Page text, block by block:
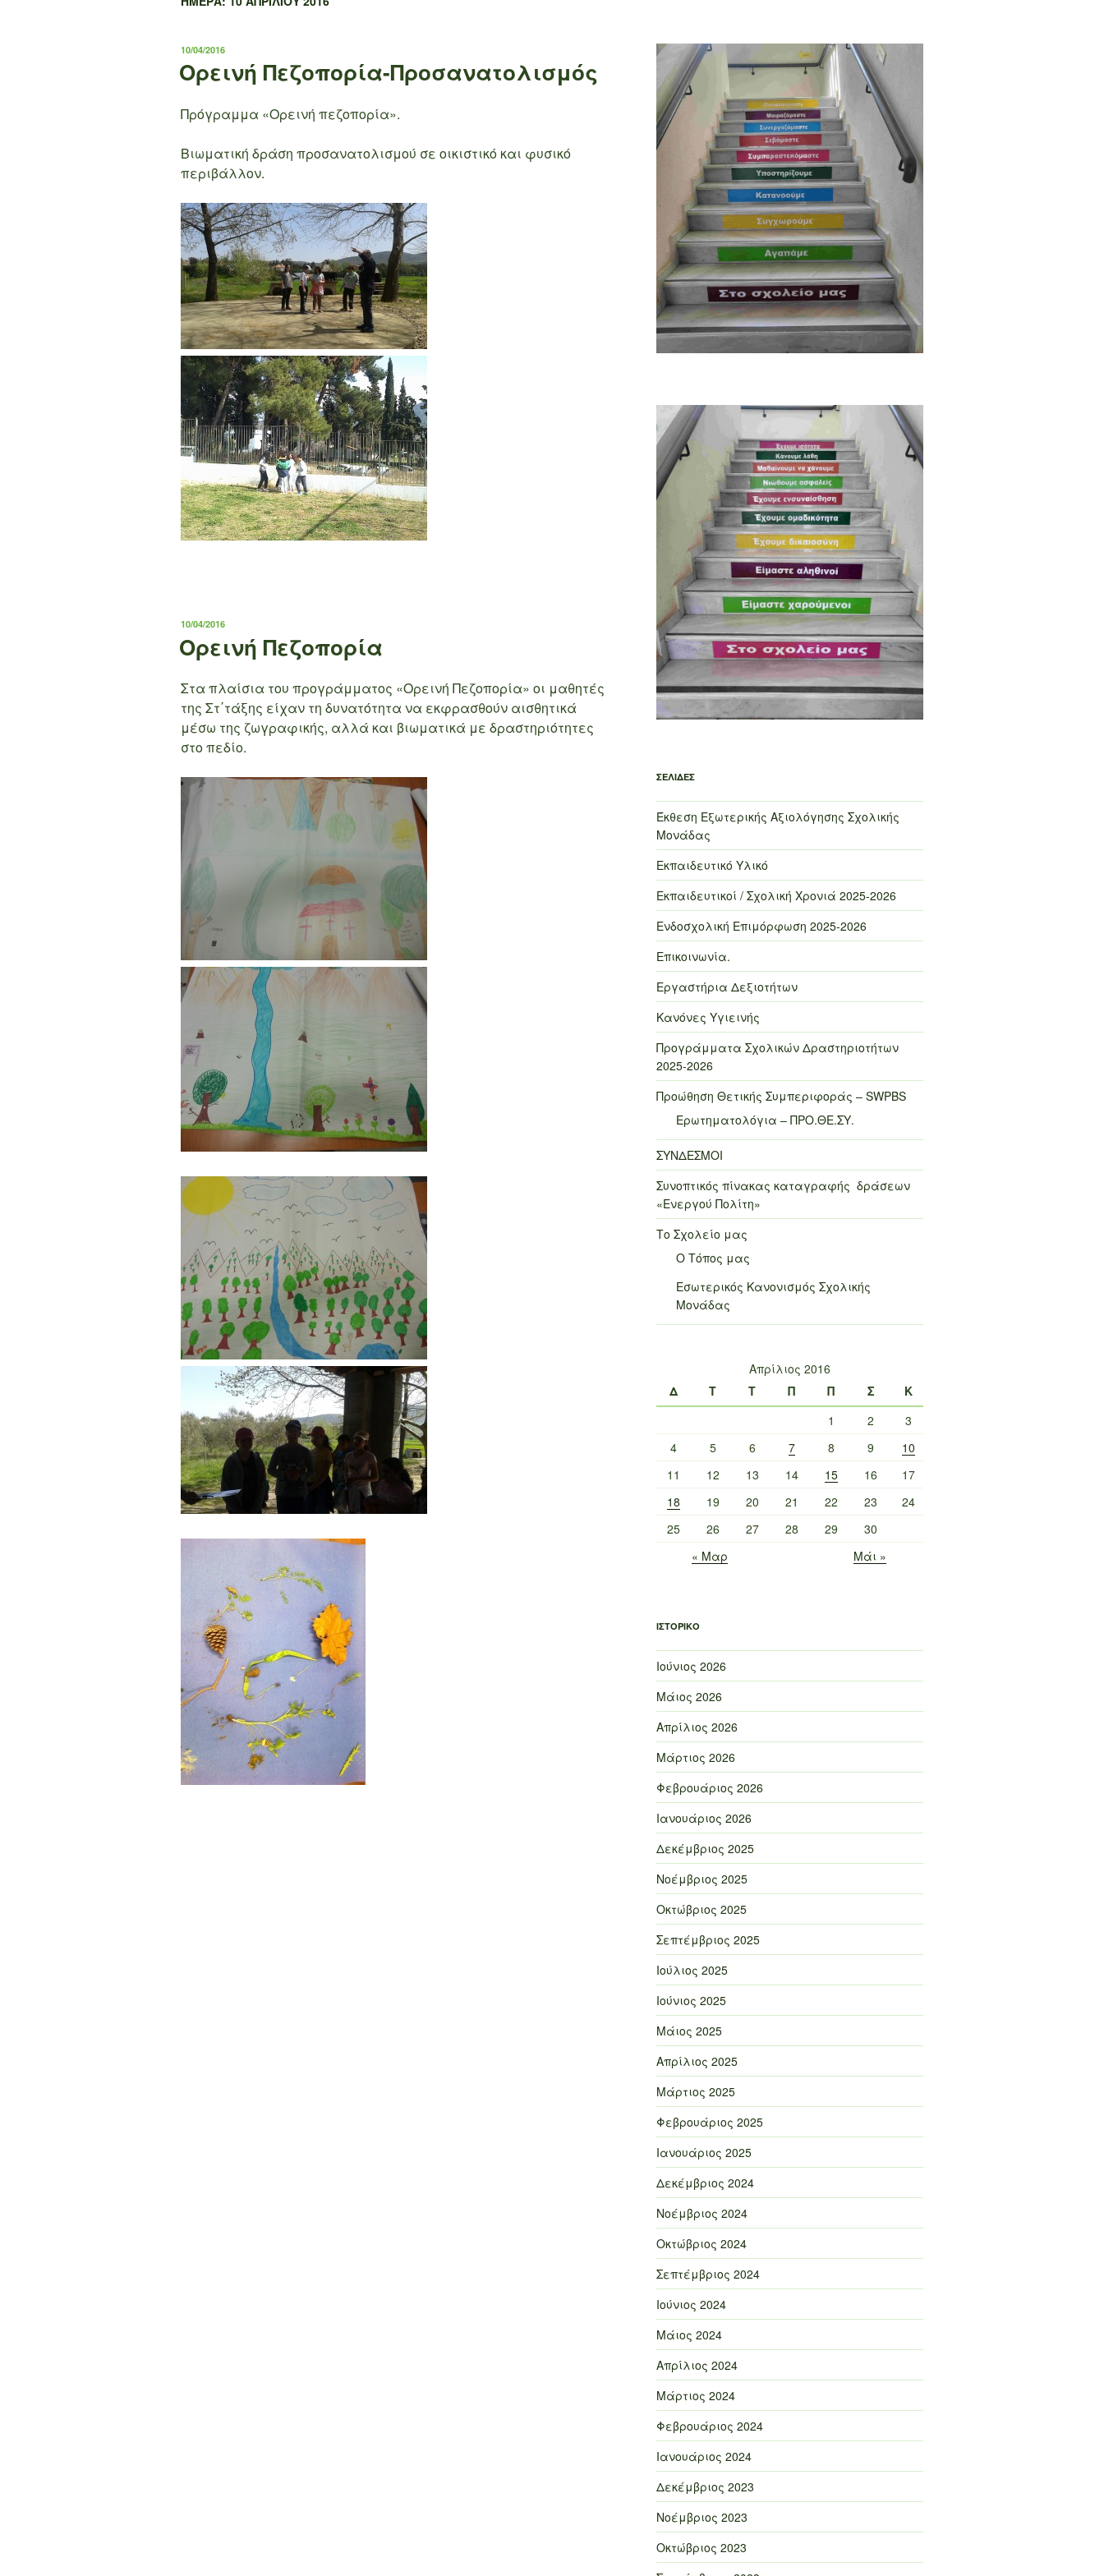
ΔΗΜΟΣΙΕΎΤΗΚΕ
10/04/2016
Ορεινή Πεζοπορία-Προσανατολισμός
Πρόγραμμα «Ορεινή πεζοπορία».
Βιωματική δράση προσανατολισμού σε οικιστικό και φυσικό
περιβάλλον.
ΔΗΜΟΣΙΕΎΤΗΚΕ
10/04/2016
Ορεινή Πεζοπορία
Στα πλαίσια του προγράμματος «Ορεινή Πεζοπορία» οι μαθητές
της Στ΄τάξης είχαν τη δυνατότητα να εκφρασθούν αισθητικά
μέσω της ζωγραφικής, αλλά και βιωματικά με δραστηριότητες
στο πεδίο.
ΣΕΛΊΔΕΣ
Έκθεση Εξωτερικής Αξιολόγησης Σχολικής
Μονάδας
Εκπαιδευτικό Υλικό
Εκπαιδευτικοί / Σχολική Χρονιά 2025-2026
Ενδοσχολική Επιμόρφωση 2025-2026
Επικοινωνία.
Εργαστήρια Δεξιοτήτων
Κανόνες Υγιεινής
Προγράμματα Σχολικών Δραστηριοτήτων
2025-2026
Προώθηση Θετικής Συμπεριφοράς – SWPBS
Ερωτηματολόγια – ΠΡΟ.ΘΕ.ΣΥ.
ΣΥΝΔΕΣΜΟΙ
Συνοπτικός πίνακας καταγραφής δράσεων
«Ενεργού Πολίτη»
Το Σχολείο μας
Ο Τόπος μας
Εσωτερικός Κανονισμός Σχολικής
Μονάδας
Απρίλιος 2016
Δ
Τ Τ Π Π Σ
Κ
1
2
3
4
5 6 7 8 9
10
11
12 13 14 15 16
17
18
19 20 21 22 23
24
25
26 27 28 29
30
« Μαρ
Μάι »
ΙΣΤΟΡΙΚΌ
Ιούνιος 2026
Μάιος 2026
Απρίλιος 2026
Μάρτιος 2026
Φεβρουάριος 2026
Ιανουάριος 2026
Δεκέμβριος 2025
Νοέμβριος 2025
Οκτώβριος 2025
Σεπτέμβριος 2025
Ιούλιος 2025
Ιούνιος 2025
Μάιος 2025
Απρίλιος 2025
Μάρτιος 2025
Φεβρουάριος 2025
Ιανουάριος 2025
Δεκέμβριος 2024
Νοέμβριος 2024
Οκτώβριος 2024
Σεπτέμβριος 2024
Ιούνιος 2024
Μάιος 2024
Απρίλιος 2024
Μάρτιος 2024
Φεβρουάριος 2024
Ιανουάριος 2024
Δεκέμβριος 2023
Νοέμβριος 2023
Οκτώβριος 2023